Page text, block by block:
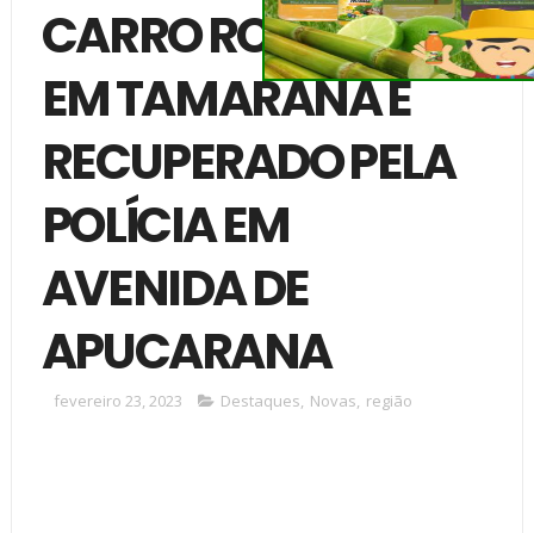
CARRO ROUBADO
EM TAMARANA É
RECUPERADO PELA
POLÍCIA EM
AVENIDA DE
APUCARANA
fevereiro 23, 2023 Destaques, Novas, região